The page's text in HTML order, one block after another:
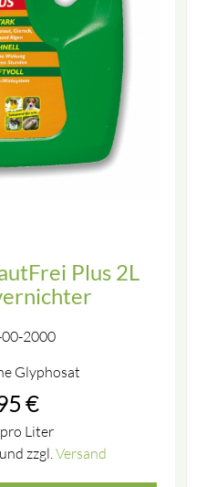
Plus 2L
2000
Glyphosat
€
Liter
zzgl. Versand